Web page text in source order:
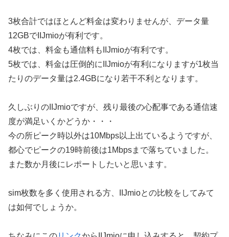
3枚合計ではほとんど料金は変わりませんが、データ量
12GBでIIJmioが有利です。
4枚では、料金も通信料もIIJmioが有利です。
5枚では、料金は圧倒的にIIJmioが有利になりますが1枚当
たりのデータ量は2.4GBになり若干不利となります。
久しぶりのIIJmioですが、残り最後の心配事である通信速
度が満足いくかどうか・・・
今の所ピーク時以外は10Mbps以上出ているようですが、
都心でピークの19時前後は1Mbpsまで落ちていました。
また数か月後にレポートしたいと思います。
sim枚数を多く使用される方、IIJmioとの比較をしてみて
は如何でしょうか。